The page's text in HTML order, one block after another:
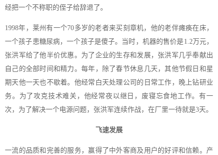
经把一个不称职的侄子给辞退了。
1998年，莱州有一个70多岁的老者来买刻章机，他的老伴瘫痪在床，
一个孩子患糖尿病，一个孩子是傻子。当时，机器的售价是1.2万元，
张洪军给了他半价优惠。为了企业的生存和发展，张洪军几乎奉献出
自己的全部时间和精力。每年，除了春节休息几天，其他节假日和星
期天他一天也不歇着。他经常白天处理公司的日常工作，晚上钻研业
务。为了攻克技术难关，他经常夜以继日，废寝忘食地工作。有一
次，为了解决一个电源问题，张洪军连续作战，在厂里一待就是3天。
飞速发展
一流的品质和完善的服务，赢得了中外客商及用户的好评和信赖。产